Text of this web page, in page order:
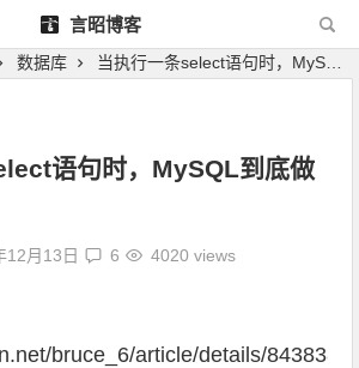
言昭博客
数据库 当执行一条select语句时，MySQL到底做了啥？
语句时，MySQL到底做
12月13日 6 4020 views
bruce_6/article/details/